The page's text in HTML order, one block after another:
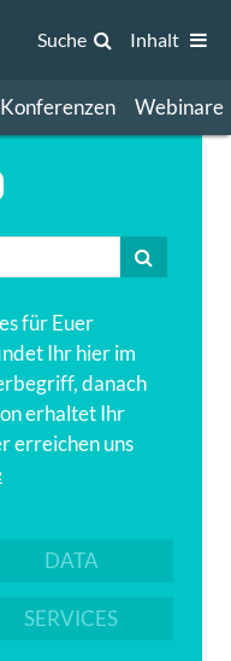
Konferenzen Webinare
Suche Inhalt
für Euer
Ihr hier im
danach
erhaltet Ihr
erreichen uns
DATA
SERVICES